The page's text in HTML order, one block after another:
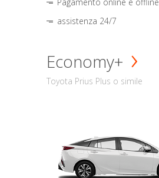
assistenza 24/7
Economy+
Toyota Prius Plus o simile